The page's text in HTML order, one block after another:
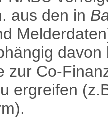
aus den in
zur Co-
ergreifen